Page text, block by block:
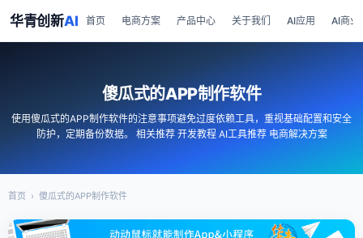
华青创新AI 首页 电商方案 产品中心 关于我们 AI应用 AI商业
傻瓜式的APP制作软件
使用傻瓜式的APP制作软件的注意事项避免过度依赖工具，重视基础配置和安全
防护，定期备份数据。 相关推荐 开发教程 AI工具推荐 电商解决方案
首页 › 傻瓜式的APP制作软件